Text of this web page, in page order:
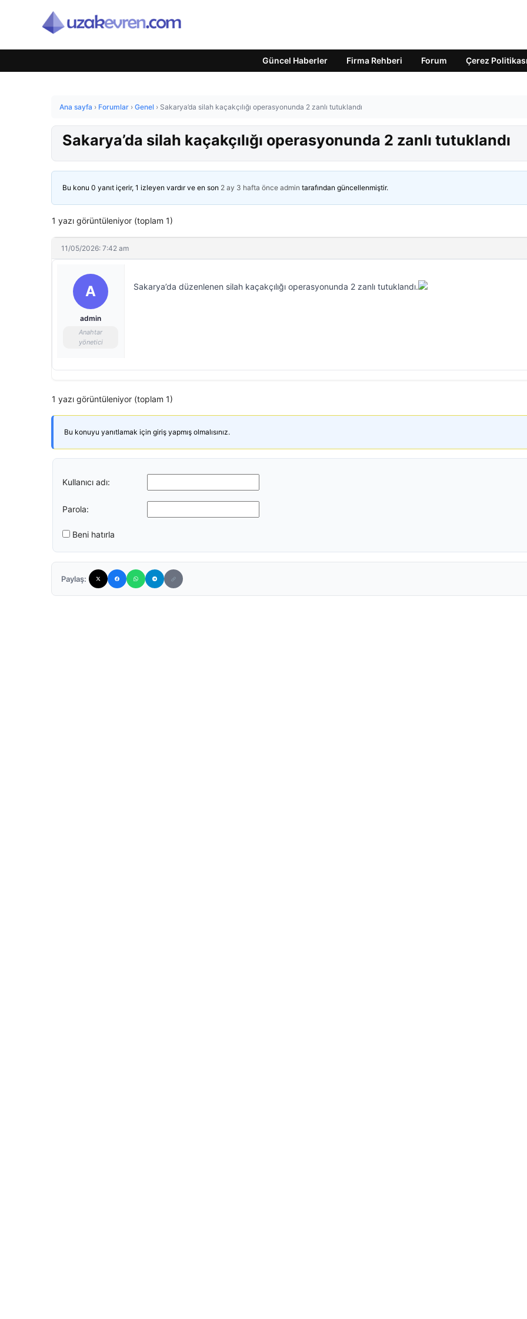
Güncel Haberler Firma Rehberi Forum Çerez Politikası
Ana sayfa › Forumlar › Genel › Sakarya’da silah kaçakçılığı operasyonunda 2 zanlı tutuklandı
Sakarya’da silah kaçakçılığı operasyonunda 2 zanlı tutuklandı
Bu konu 0 yanıt içerir, 1 izleyen vardır ve en son 2 ay 3 hafta önce admin tarafından güncellenmiştir.
1 yazı görüntüleniyor (toplam 1)
11/05/2026: 7:42 am
A
admin
Anahtar
yönetici
Sakarya’da düzenlenen silah kaçakçılığı operasyonunda 2 zanlı tutuklandı.
1 yazı görüntüleniyor (toplam 1)
Bu konuyu yanıtlamak için giriş yapmış olmalısınız.
Kullanıcı adı:
Parola:
Beni hatırla
Paylaş: